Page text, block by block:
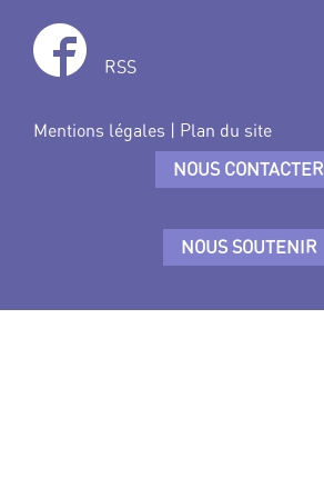
RSS
Mentions légales | Plan du site
NOUS CONTACTER
NOUS SOUTENIR